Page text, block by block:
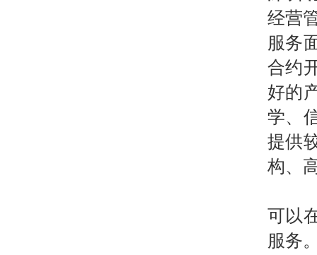
经营
服务
合约
好的
学、
提供
构、
可以
服务